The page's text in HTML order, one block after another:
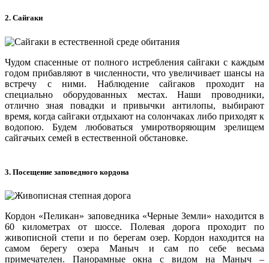
2. Сайгаки
Чудом спасенные от полного истребления сайгаки с каждым
годом прибавляют в численности, что увеличивает шансы на
встречу с ними. Наблюдение сайгаков проходит на
специально оборудованных местах. Наши проводники,
отлично зная повадки и привычки антилопы, выбирают
время, когда сайгаки отдыхают на солончаках либо приходят к
водопою. Будем любоваться умиротворяющим зрелищем
сайгачьих семей в естественной обстановке.
3. Посещение заповедного кордона
Кордон «Пеликан» заповедника «Черные Земли» находится в
60 километрах от шоссе. Полевая дорога проходит по
живописной степи и по берегам озер. Кордон находится на
самом берегу озера Маныч и сам по себе весьма
примечателен. Панорамные окна с видом на Маныч –